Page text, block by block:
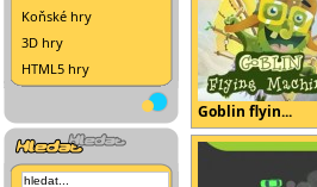
Koňské hry
3D hry
HTML5 hry
Goblin flyin...